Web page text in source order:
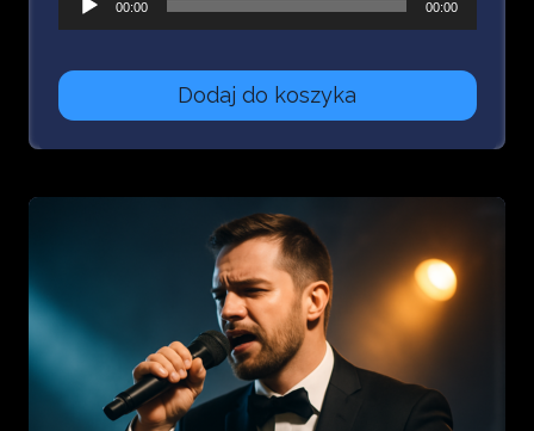
plików
dźwiękowych
00:00 00:00
Dodaj do koszyka